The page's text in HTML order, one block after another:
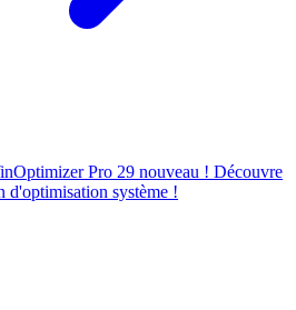
Pro 29 nouveau ! Découvre
d'optimisation système !